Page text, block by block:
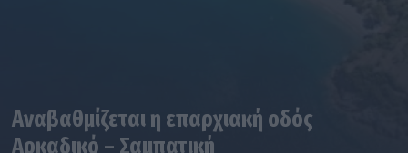
Αναβαθμίζεται η επαρχιακή οδός
Αρκαδικό – Σαμπατική